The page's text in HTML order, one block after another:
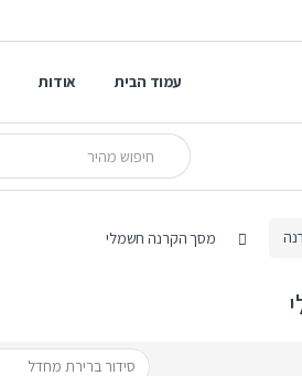
עמוד הבית אודות
Search
for:
מסך הקרנה חשמלי